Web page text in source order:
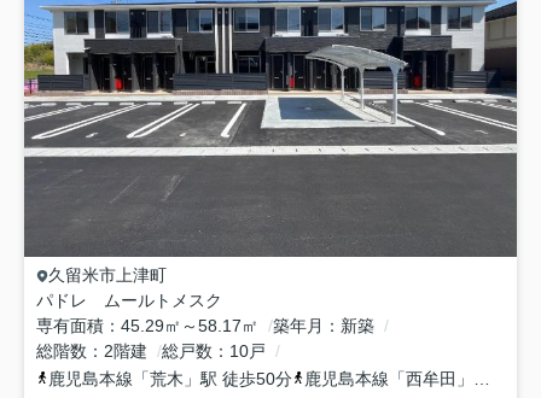
久留米市上津町
パドレ ムールトメスク
専有面積
45.29㎡～58.17㎡ 築年月
新築
総階数
2階建 総戸数
10戸
鹿児島本線 「荒木 」駅 徒歩50分 鹿児島本線 「西牟田 」駅 徒歩69分